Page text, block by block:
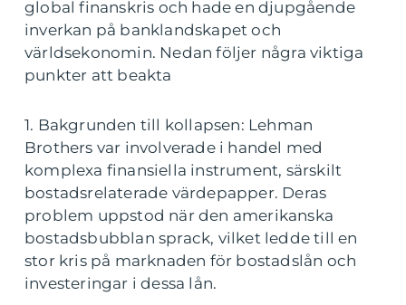
global finanskris och hade en djupgående
inverkan på banklandskapet och
världsekonomin. Nedan följer några viktiga
punkter att beakta
1. Bakgrunden till kollapsen: Lehman
Brothers var involverade i handel med
komplexa finansiella instrument, särskilt
bostadsrelaterade värdepapper. Deras
problem uppstod när den amerikanska
bostadsbubblan sprack, vilket ledde till en
stor kris på marknaden för bostadslån och
investeringar i dessa lån.